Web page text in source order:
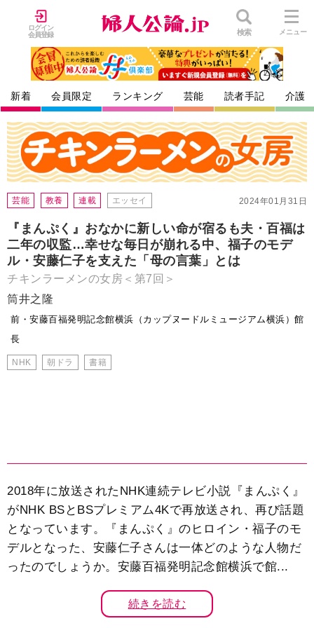
ログイン
会員登録
検索 メニュー
新着 会員限定 ランキング 芸能 読者手記 介護
2024年01月31日
芸能 教養 連載 エッセイ
『まんぷく』おなかに新しい命が宿るも夫・百福は
二年の収監…幸せな毎日が崩れる中、福子のモデ
ル・安藤仁子を支えた「母の言葉」とは
チキンラーメンの女房＜第7回＞
筒井之隆
前・安藤百福発明記念館横浜（カップヌードルミュージアム横浜）館
長
NHK 朝ドラ 書籍
2018年に放送されたNHK連続テレビ小説『まんぷく』
がNHK BSとBSプレミアム4Kで再放送され、再び話題
となっています。『まんぷく』のヒロイン・福子のモ
デルとなった、安藤仁子さんは一体どのような人物だ
ったのでしょうか。安藤百福発明記念館横浜で館...
続きを読む